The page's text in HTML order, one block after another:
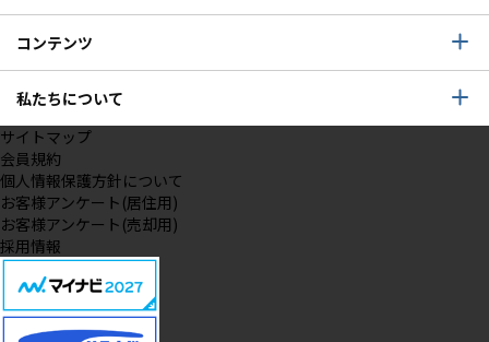
コンテンツ
私たちについて
サイトマップ
会員規約
個人情報保護方針について
お客様アンケート(居住用)
お客様アンケート(売却用)
採用情報